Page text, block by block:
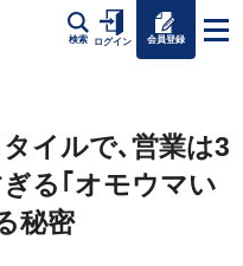
検索 ログイン 会員登録
イルで､営業は3
る｢オモウマい
秘密